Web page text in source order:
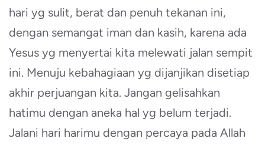
hari yg sulit, berat dan penuh tekanan ini,
dengan semangat iman dan kasih, karena ada
Yesus yg menyertai kita melewati jalan sempit
ini. Menuju kebahagiaan yg dijanjikan disetiap
akhir perjuangan kita. Jangan gelisahkan
hatimu dengan aneka hal yg belum terjadi.
Jalani hari harimu dengan percaya pada Allah